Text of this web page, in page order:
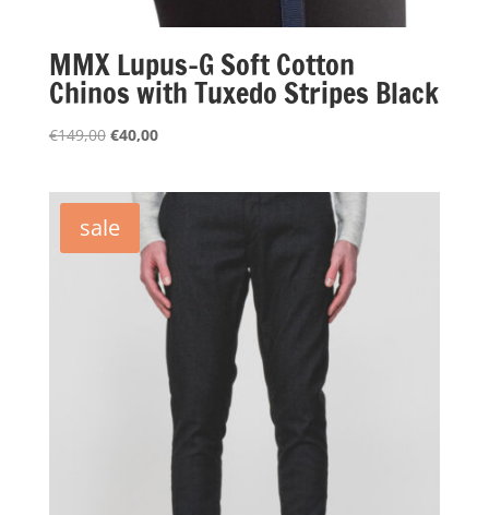
MMX Lupus-G Soft Cotton
Chinos with Tuxedo Stripes Black
€149,00 Oorspronkelijke
€149,00.
€40,00Huidige
€40,00.
sale